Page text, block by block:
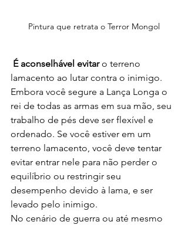
Pintura que retrata o Terror Mongol
É aconselhável evitar o terreno
lamacento ao lutar contra o inimigo.
Embora você segure a Lança Longa o
rei de todas as armas em sua mão, seu
trabalho de pés deve ser flexível e
ordenado. Se você estiver em um
terreno lamacento, você deve tentar
evitar entrar nele para não perder o
equilíbrio ou restringir seu
desempenho devido à lama, e ser
levado pelo inimigo.
No cenário de guerra ou até mesmo